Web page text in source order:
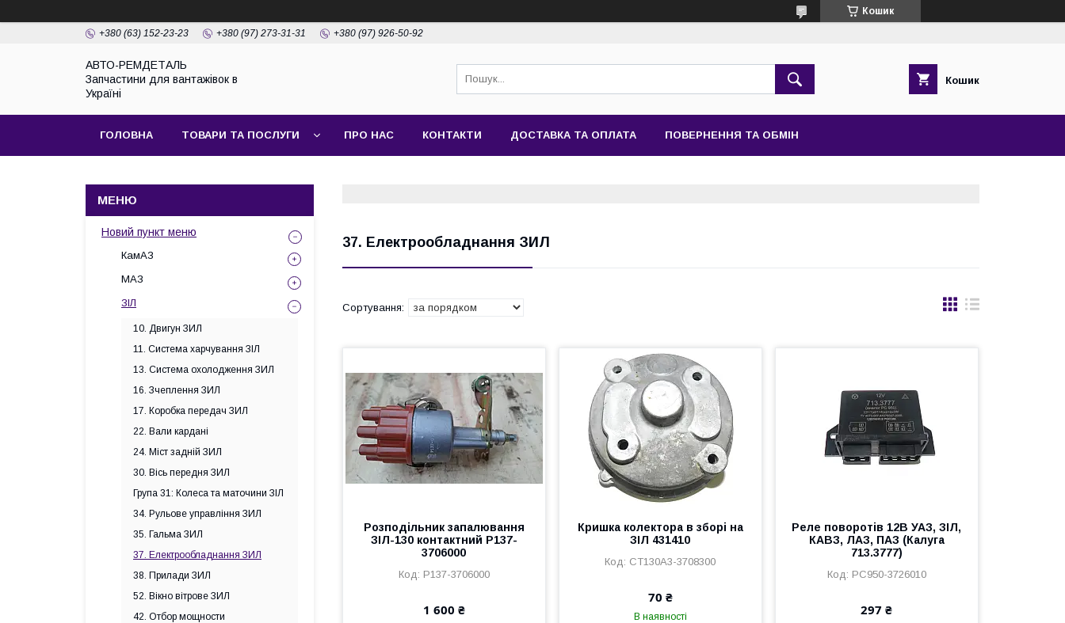
Кошик
+380 (63) 152-23-23 +380 (97) 273-31-31 +380 (97) 926-50-92
АВТО-РЕМДЕТАЛЬ
Запчастини для вантажівок в
Україні
Кошик
ГОЛОВНА ТОВАРИ ТА ПОСЛУГИ ПРО НАС КОНТАКТИ ДОСТАВКА ТА ОПЛАТА ПОВЕРНЕННЯ ТА ОБМІН
37. Електрообладнання ЗИЛ
Розподільник запалювання
ЗІЛ-130 контактний Р137-
3706000
Р137-3706000
1 600 ₴
Кришка колектора в зборі на
ЗІЛ 431410
СТ130А3-3708300
70 ₴
В наявності
Реле поворотів 12В УАЗ, ЗІЛ,
КАВЗ, ЛАЗ, ПАЗ (Калуга
713.3777)
РС950-3726010
297 ₴
Новий пункт меню
КамАЗ
МАЗ
ЗІЛ
10. Двигун ЗИЛ
11. Система харчування ЗІЛ
13. Система охолодження ЗИЛ
16. Зчеплення ЗИЛ
17. Коробка передач ЗИЛ
22. Вали кардані
24. Міст задній ЗИЛ
30. Вісь передня ЗИЛ
Група 31: Колеса та маточини ЗІЛ
34. Рульове управління ЗИЛ
35. Гальма ЗИЛ
37. Електрообладнання ЗИЛ
38. Прилади ЗИЛ
52. Вікно вітрове ЗИЛ
42. Отбор мощности